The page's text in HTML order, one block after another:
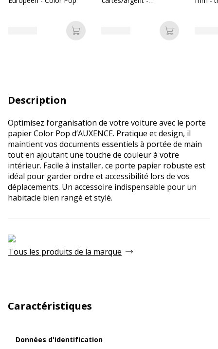
Ajouter au panier Ajouter au
Description
Optimisez l’organisation de votre voiture avec le porte
papier Color Pop d’AUXENCE. Pratique et design, il
maintient vos documents essentiels à portée de main
tout en ajoutant une touche de couleur à votre
intérieur. Facile à installer, ce porte papier robuste est
idéal pour garder ordre et accessibilité lors de vos
déplacements. Un accessoire indispensable pour un
habitacle bien rangé et stylé.
Tous les produits de la marque
Caractéristiques
Données d'identification